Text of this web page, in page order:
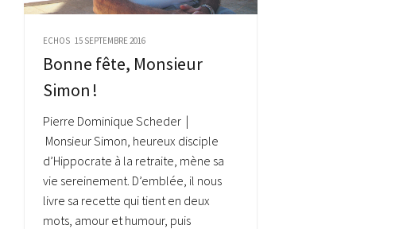
ECHOS 15 SEPTEMBRE 2016
Bonne fête, Monsieur
Simon !
Pierre Dominique Scheder |
Monsieur Simon, heureux disciple
d’Hippocrate à la retraite, mène sa
vie sereinement. D’emblée, il nous
livre sa recette qui tient en deux
mots, amour et humour, puis